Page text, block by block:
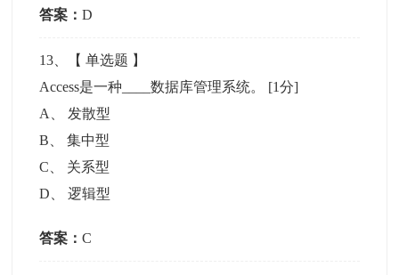
答案：D
13 、【单选题 】
Access是一种____数据库管理系统。 [1分]
A
发散型
B 、集中型
C
关系型
D 、逻辑型
答案：C